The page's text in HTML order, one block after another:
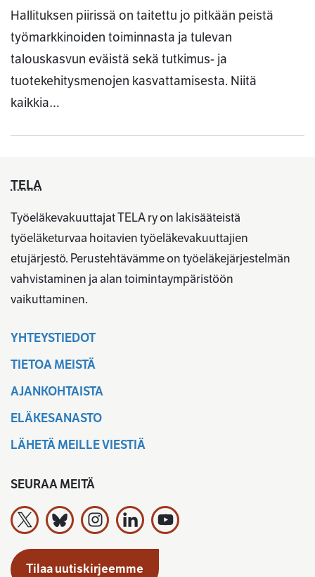
Hallituksen piirissä on taitettu jo pitkään peistä
työmarkkinoiden toiminnasta ja tulevan
talouskasvun eväistä sekä tutkimus- ja
tuotekehitysmenojen kasvattamisesta. Niitä
kaikkia…
TELA
Työeläkevakuuttajat TELA ry on lakisääteistä
työeläketurvaa hoitavien työeläkevakuuttajien
etujärjestö. Perustehtävämme on työeläkejärjestelmän
vahvistaminen ja alan toimintaympäristöön
vaikuttaminen.
YHTEYSTIEDOT
TIETOA MEISTÄ
AJANKOHTAISTA
ELÄKESANASTO
LÄHETÄ MEILLE VIESTIÄ
SEURAA MEITÄ
Työeläkevakuuttajat TELA ry X:ssä
Työeläkevakuuttajat TELA ry Bluesky:ssa
Työeläkevakuuttajat TELA ry
Työeläkevakuuttajat TELA ry
Työeläkevakuuttajat TELA ry
Tilaa uutiskirjeemme